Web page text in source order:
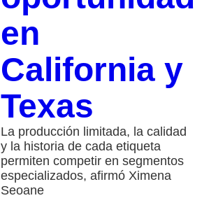
en
California y
Texas
La producción limitada, la calidad
y la historia de cada etiqueta
permiten competir en segmentos
especializados, afirmó Ximena
Seoane